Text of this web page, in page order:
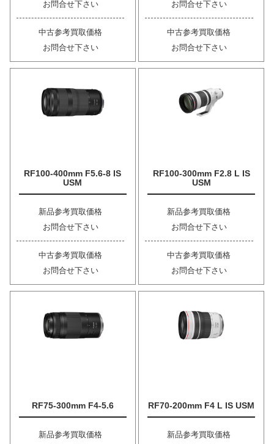
お問合せ下さい
中古参考買取価格
お問合せ下さい
お問合せ下さい
中古参考買取価格
お問合せ下さい
RF100-400mm F5.6-8 IS
USM
新品参考買取価格
お問合せ下さい
中古参考買取価格
お問合せ下さい
RF100-300mm F2.8 L IS
USM
新品参考買取価格
お問合せ下さい
中古参考買取価格
お問合せ下さい
RF75-300mm F4-5.6
新品参考買取価格
RF70-200mm F4 L IS USM
新品参考買取価格